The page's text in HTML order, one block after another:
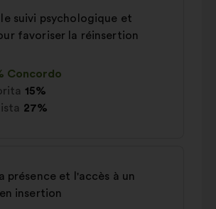
suivi psychologique et
favoriser la réinsertion
Concordo
15%
27%
présence et l'accès à un
insertion